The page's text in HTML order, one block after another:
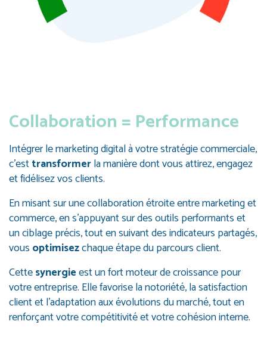
Collaboration = Performance
Intégrer le marketing digital à votre stratégie commerciale,
c’esttransformerla manière dont vous attirez, engagez
et fidélisez vos clients.
En misant sur une collaboration étroite entre marketing et
commerce, en s’appuyant sur des outils performants et
un ciblage précis, tout en suivant des indicateurs partagés,
vous optimisezchaque étape du parcours client.
Cettesynergieest un fort moteur de croissance pour
votre entreprise. Elle favorise la notoriété, la satisfaction
client et l’adaptation aux évolutions du marché, tout en
renforçant votre compétitivité et votre cohésion interne.